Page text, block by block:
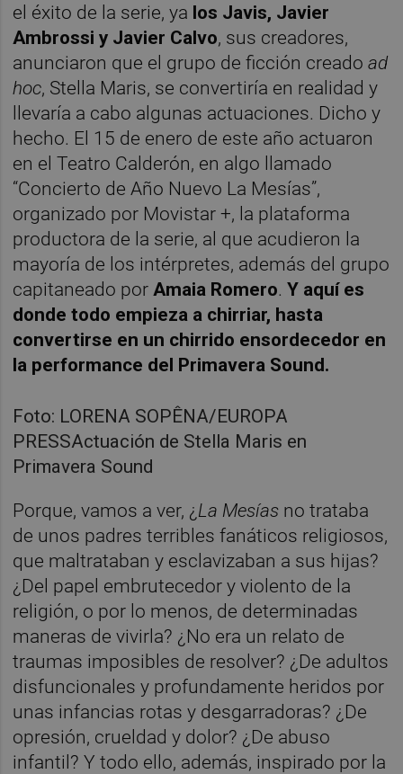
el éxito de la serie, ya los Javis, Javier
Ambrossi y Javier Calvo, sus creadores,
anunciaron que el grupo de ficción creadoad
hoc, Stella Maris, se convertiría en realidad y
llevaría a cabo algunas actuaciones. Dicho y
hecho. El 15 de enero de este año actuaron
en el Teatro Calderón, en algo llamado
“Concierto de Año Nuevo La Mesías”,
organizado por Movistar +, la plataforma
productora de la serie, al que acudieron la
mayoría de los intérpretes, además del grupo
capitaneado por Amaia Romero.Y aquí es
donde todo empieza a chirriar, hasta
convertirse en un chirrido ensordecedor en
la performance del Primavera Sound.
Foto: LORENA SOPÊNA/EUROPA
PRESSActuación de Stella Maris en
Primavera Sound
Porque, vamos a ver, ¿ La Mesías no trataba
de unos padres terribles fanáticos religiosos,
que maltrataban y esclavizaban a sus hijas?
¿Del papel embrutecedor y violento de la
religión, o por lo menos, de determinadas
maneras de vivirla? ¿No era un relato de
traumas imposibles de resolver? ¿De adultos
disfuncionales y profundamente heridos por
unas infancias rotas y desgarradoras? ¿De
opresión, crueldad y dolor? ¿De abuso
infantil? Y todo ello, además, inspirado por la